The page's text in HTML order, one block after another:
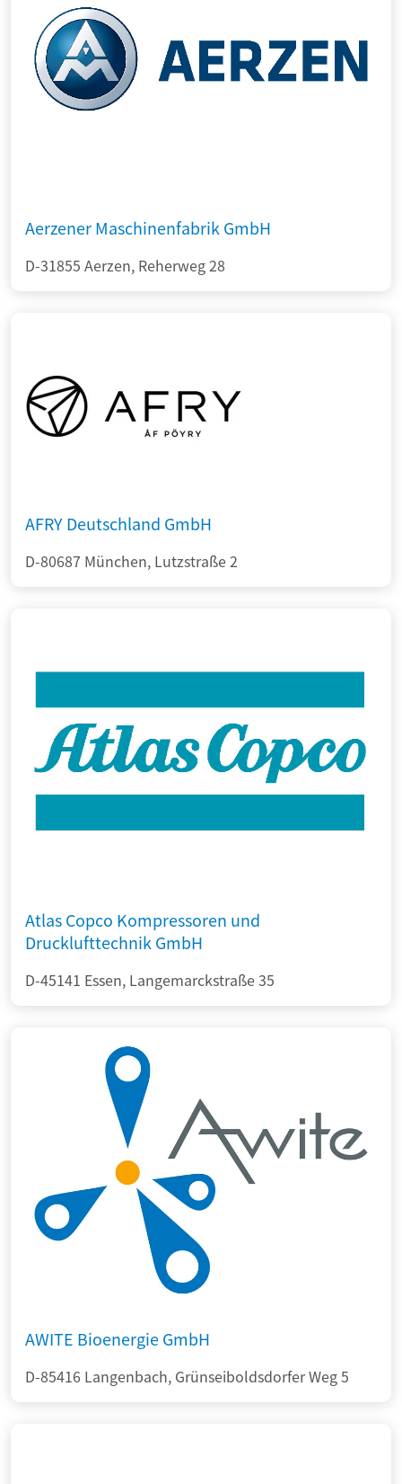
Aerzener Maschinenfabrik GmbH
D-31855 Aerzen, Reherweg 28
AFRY Deutschland GmbH
D-80687 München, Lutzstraße 2
Atlas Copco Kompressoren und
Drucklufttechnik GmbH
D-45141 Essen, Langemarckstraße 35
AWITE Bioenergie GmbH
D-85416 Langenbach, Grünseiboldsdorfer Weg 5